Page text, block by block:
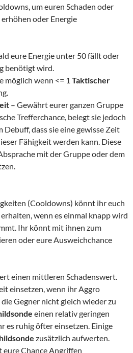
um euren Schaden oder
oder Energie
eure Energie unter 50 fällt oder
benötigt wird.
möglich wenn <= 1 Taktischer
– Gewährt eurer ganzen Gruppe
Trefferchance, belegt sie jedoch
dass sie eine gewisse Zeit
Fähigkeit werden kann. Diese
mit der Gruppe oder dem
(Cooldowns) könnt ihr euch
wenn es einmal knapp wird
Ihr könnt mit ihnen zum
oder eure Ausweichchance
einen mittleren Schadenswert.
einsetzen, wenn ihr Aggro
Gegner nicht gleich wieder zu
einen relativ geringen
es ruhig öfter einsetzen. Einige
zusätzlich aufwerten.
eure Chance Angriffen